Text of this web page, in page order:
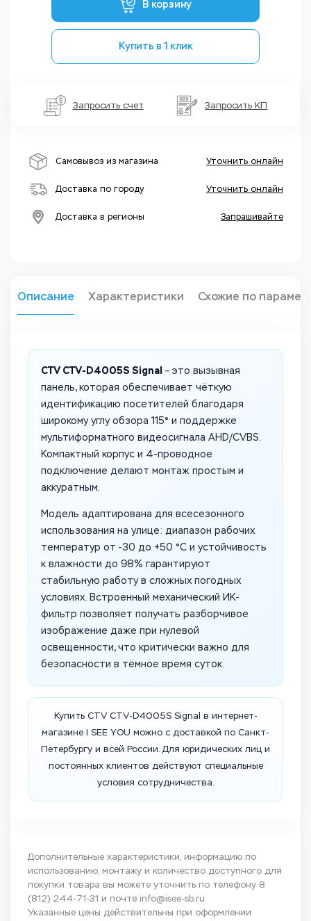
В корзину
Купить в 1 клик
Запросить счет Запросить КП
Самовывоз из магазина Уточнить онлайн
Доставка по городу Уточнить онлайн
Доставка в регионы Запрашивайте
Описание Характеристики Схожие по
CTV CTV-D4005S Signal – это вызывная
панель, которая обеспечивает чёткую
идентификацию посетителей благодаря
широкому углу обзора 115° и поддержке
мультиформатного видеосигнала AHD/CVBS.
Компактный корпус и 4-проводное
подключение делают монтаж простым и
аккуратным.
Модель адаптирована для всесезонного
использования на улице: диапазон рабочих
температур от -30 до +50 °C и устойчивость
к влажности до 98% гарантируют
стабильную работу в сложных погодных
условиях. Встроенный механический ИК-
фильтр позволяет получать разборчивое
изображение даже при нулевой
освещенности, что критически важно для
безопасности в тёмное время суток.
Купить CTV CTV-D4005S Signal в интернет-
магазине I SEE YOU можно с доставкой по Санкт-
Петербургу и всей России. Для юридических лиц и
постоянных клиентов действуют специальные
условия сотрудничества.
Дополнительные характеристики, информацию по
использованию, монтажу и количество доступного для
покупки товара вы можете уточнить по телефону 8
(812) 244-71-31 и почте info@isee-sb.ru
Указанные цены действительны при оформлении